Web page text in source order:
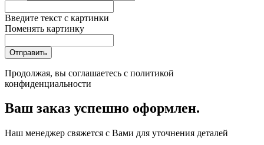
Введите текст с картинки
Поменять картинку
Отправить
Продолжая, вы соглашаетесь с политикой
конфиденциальности
Ваш заказ успешно оформлен.
Наш менеджер свяжется с Вами для уточнения деталей